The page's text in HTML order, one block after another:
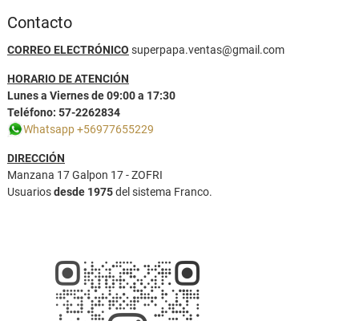
Contacto
CORREO ELECTRÓNICO superpapa.ventas@gmail.com
HORARIO DE ATENCIÓN
Lunes a Viernes de 09:00 a 17:30
Teléfono: 57-2262834
Whatsapp +56977655229
DIRECCIÓN
Manzana 17 Galpon 17 - ZOFRI
Usuariosdesde 1975del sistema Franco.